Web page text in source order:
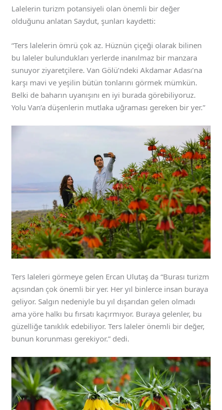
Lalelerin turizm potansiyeli olan önemli bir değer
olduğunu anlatan Saydut, şunları kaydetti:
“Ters lalelerin ömrü çok az. Hüznün çiçeği olarak bilinen
bu laleler bulundukları yerlerde inanılmaz bir manzara
sunuyor ziyaretçilere. Van Gölü’ndeki Akdamar Adası’na
karşı mavi ve yeşilin bütün tonlarını görmek mümkün.
Belki de baharın uyanışını en iyi burada görebiliyoruz.
Yolu Van’a düşenlerin mutlaka uğraması gereken bir yer.”
Ters laleleri görmeye gelen Ercan Ulutaş da “Burası turizm
açısından çok önemli bir yer. Her yıl binlerce insan buraya
geliyor. Salgın nedeniyle bu yıl dışarıdan gelen olmadı
ama yöre halkı bu fırsatı kaçırmıyor. Buraya gelenler, bu
güzelliğe tanıklık edebiliyor. Ters laleler önemli bir değer,
bunun korunması gerekiyor.” dedi.